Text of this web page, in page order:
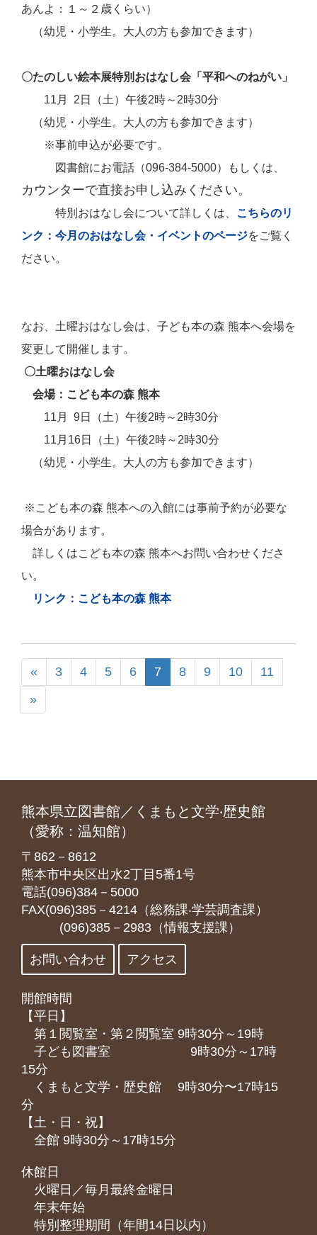
あんよ：１～２歳くらい）
（幼児・小学生。大人の方も参加できます）
〇たのしい絵本展特別おはなし会「平和へのねがい」
11月 2日（土）午後2時～2時30分
（幼児・小学生。大人の方も参加できます）
※事前申込が必要です。
図書館にお電話（096-384-5000）もしくは、
カウンターで直接お申し込みください。
特別おはなし会について詳しくは、 こちらのリ
ンク：今月のおはなし会・イベントのページをご覧く
ださい。
なお、土曜おはなし会は、子ども本の森 熊本へ会場を
変更して開催します。
〇土曜おはなし会
会場：こども本の森 熊本
11月 9日（土）午後2時～2時30分
11月16日
（土）午後2時～2時30分
（幼児・小学生。大人の方も参加できます）
※こども本の森 熊本への入館には事前予約が必要な
場合があります。
詳しくはこども本の森 熊本へお問い合わせくださ
い。
リンク：こども本の森 熊本
« 3 4 5 6 7 8 9 10
11
»
熊本県立図書館／くまもと文学‧歴史館
（愛称：温知館）
〒862－8612
熊本市中央区出水2丁目5番1号
電話(096)384－5000
FAX(096)385－4214（総務課‧学芸調査課）
(096)385－2983（情報支援課）
お問い合わせ アクセス
開館時間
【平日】
第１閲覧室・第２閲覧室 9時30分～19時
子ども図書室 9時30分～17時
15分
くまもと⽂学・歴史館 9時30分〜17時15
分
【土・日・祝】
全館 9時30分～17時15分
休館日
火曜日／毎月最終金曜日
年末年始
特別整理期間（年間14日以内）